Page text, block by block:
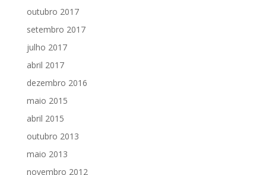
outubro 2017
setembro 2017
julho 2017
abril 2017
dezembro 2016
maio 2015
abril 2015
outubro 2013
maio 2013
novembro 2012